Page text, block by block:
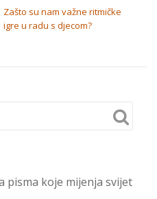
Zašto su nam važne ritmičke
igre u radu s djecom?
pisma koje mijenja svijet